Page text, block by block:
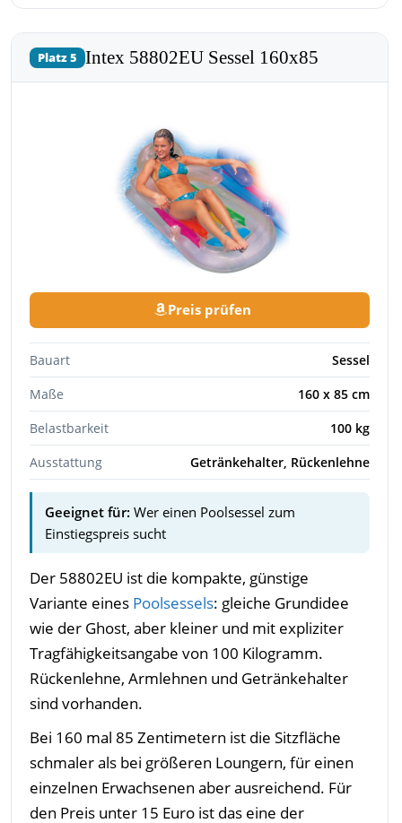
Platz 5 Intex 58802EU Sessel 160x85
Preis prüfen
Bauart
Sessel
Maße
160 x 85 cm
Belastbarkeit
100 kg
Ausstattung
Getränkehalter, Rückenlehne
Geeignet für: Wer einen Poolsessel zum
Einstiegspreis sucht
Der 58802EU ist die kompakte, günstige
Variante eines Poolsessels: gleiche Grundidee
wie der Ghost, aber kleiner und mit expliziter
Tragfähigkeitsangabe von 100 Kilogramm.
Rückenlehne, Armlehnen und Getränkehalter
sind vorhanden.
Bei 160 mal 85 Zentimetern ist die Sitzfläche
schmaler als bei größeren Loungern, für einen
einzelnen Erwachsenen aber ausreichend. Für
den Preis unter 15 Euro ist das eine der